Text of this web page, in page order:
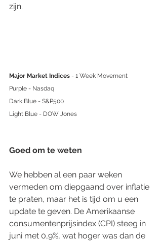
zijn.
Major Market Indices - 1 Week Movement
Purple - Nasdaq
Dark Blue - S&P500
Light Blue - DOW Jones
Goed om te weten
We hebben al een paar weken
vermeden om diepgaand over inflatie
te praten, maar het is tijd om u een
update te geven. De Amerikaanse
consumentenprijsindex (CPI) steeg in
juni met 0,9%, wat hoger was dan de